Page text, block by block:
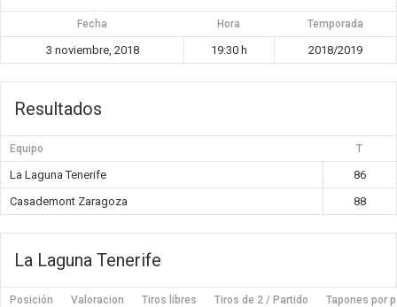
Fecha Hora Temporada
3 noviembre, 2018 19:30 h 2018/2019
Resultados
Equipo T
La Laguna Tenerife
86
Casademont Zaragoza
88
La Laguna Tenerife
Posición Valoracion Tiros libres Tiros de 2 / Partido Tapones por